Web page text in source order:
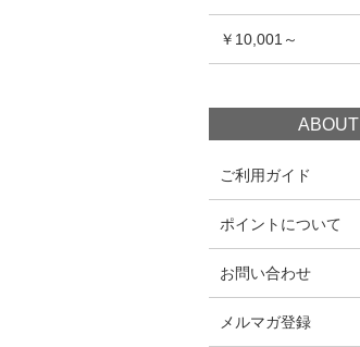
￥10,001～
ABOUT
ご利用ガイド
ポイントについて
お問い合わせ
メルマガ登録